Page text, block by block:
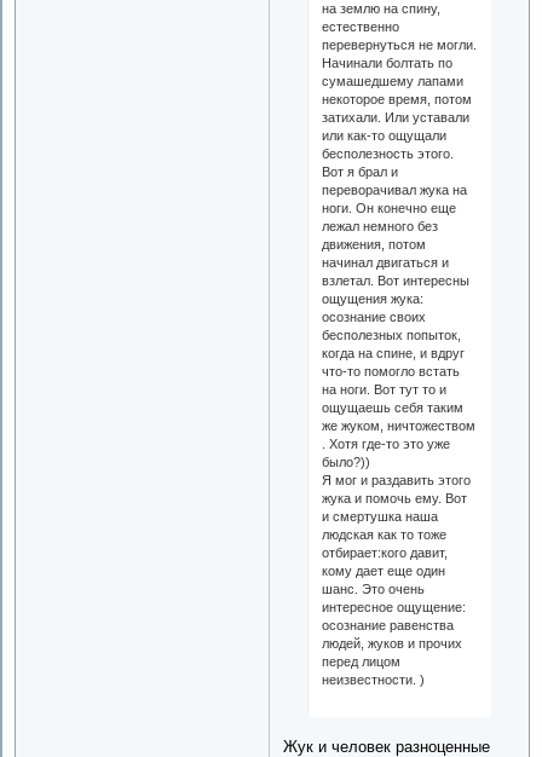
на землю на спину,
естественно
перевернуться не могли.
Начинали болтать по
сумашедшему лапами
некоторое время, потом
затихали. Или уставали
или как-то ощущали
бесполезность этого.
Вот я брал и
переворачивал жука на
ноги. Он конечно еще
лежал немного без
движения, потом
начинал двигаться и
взлетал. Вот интересны
ощущения жука:
осознание своих
бесполезных попыток,
когда на спине, и вдруг
что-то помогло встать
на ноги. Вот тут то и
ощущаешь себя таким
же жуком, ничтожеством
. Хотя где-то это уже
было?))
Я мог и раздавить этого
жука и помочь ему. Вот
и смертушка наша
людская как то тоже
отбирает:кого давит,
кому дает еще один
шанс. Это очень
интересное ощущение:
осознание равенства
людей, жуков и прочих
перед лицом
неизвестности. )
Жук и человек разноценные